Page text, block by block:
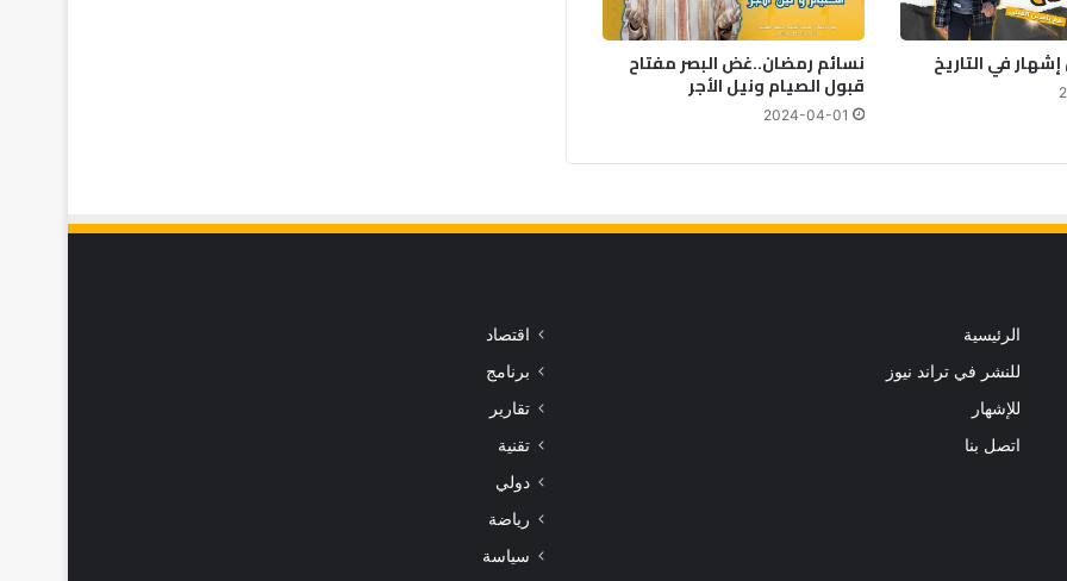
في التاريخ نسائم رمضان..غض البصر مفتاح
قبول الصيام ونيل الأجر
2024-04-01
الرئيسية
للنشر في تراند نيوز
للإشهار
اتصل بنا
اقتصاد
برنامج
تقارير
تقنية
دولي
رياضة
سياسة